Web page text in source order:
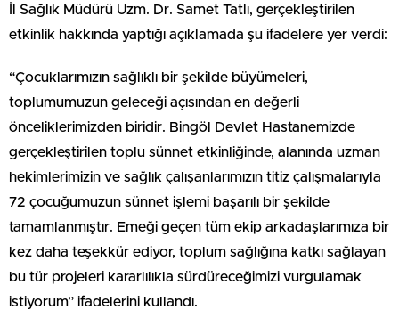
İl Sağlık Müdürü Uzm. Dr. Samet Tatlı, gerçekleştirilen
etkinlik hakkında yaptığı açıklamada şu ifadelere yer verdi:
“Çocuklarımızın sağlıklı bir şekilde büyümeleri,
toplumumuzun geleceği açısından en değerli
önceliklerimizden biridir. Bingöl Devlet Hastanemizde
gerçekleştirilen toplu sünnet etkinliğinde, alanında uzman
hekimlerimizin ve sağlık çalışanlarımızın titiz çalışmalarıyla
72 çocuğumuzun sünnet işlemi başarılı bir şekilde
tamamlanmıştır. Emeği geçen tüm ekip arkadaşlarımıza bir
kez daha teşekkür ediyor, toplum sağlığına katkı sağlayan
bu tür projeleri kararlılıkla sürdüreceğimizi vurgulamak
istiyorum” ifadelerini kullandı.